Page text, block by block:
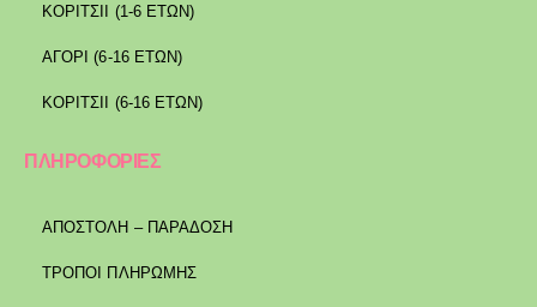
ΚΟΡΙΤΣΙΙ (1-6 ΕΤΩΝ)
ΑΓΟΡΙ (6-16 ΕΤΩΝ)
ΚΟΡΙΤΣΙΙ (6-16 ΕΤΩΝ)
ΠΛΗΡΟΦΟΡΙΕΣ
ΑΠΟΣΤΟΛΉ – ΠΑΡΆΔΟΣΗ
ΤΡΌΠΟΙ ΠΛΗΡΩΜΉΣ